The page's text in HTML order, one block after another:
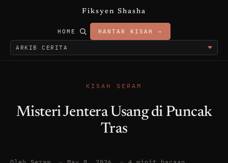
Fiksyen Shasha
HOME HANTAR KISAH →
KISAH SERAM
Misteri Jentera Usang di Puncak
Tras